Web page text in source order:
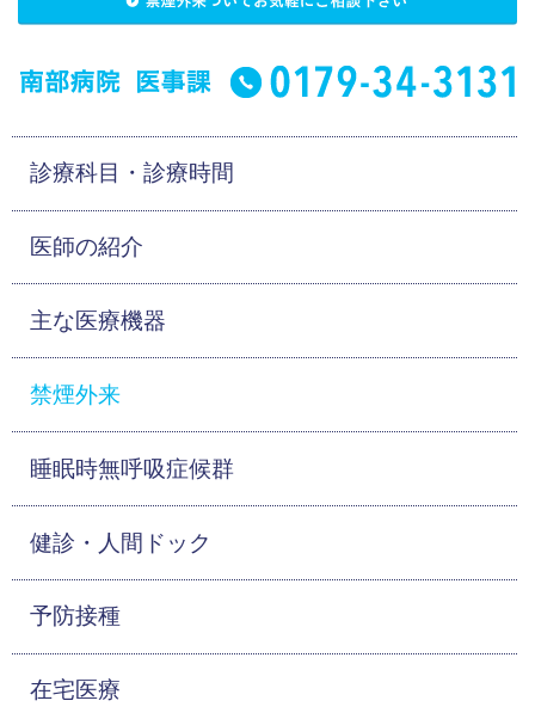
診療科目・診療時間
医師の紹介
主な医療機器
禁煙外来
睡眠時無呼吸症候群
健診・人間ドック
予防接種
在宅医療